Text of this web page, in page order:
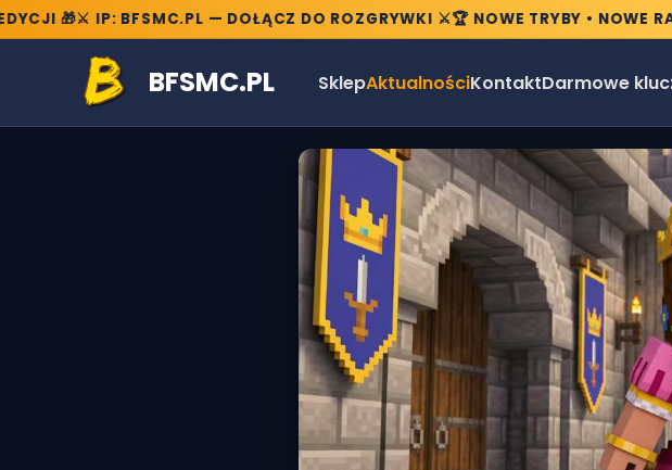
🎁⚔️ IP: BFSMC.PL — DOŁĄCZ DO ROZGRYWKI ⚔️🏆 NOWE TRYBY • NOWE
BFSMC.PL SklepAktualnościKontaktDarmowe